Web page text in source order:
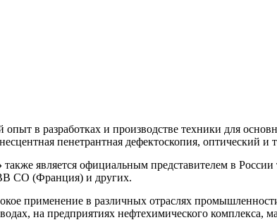
опыт в разработках и производстве техники для
пенетрантная дефектоскопия, оптический и
также является официальным представителем в
CO (Франция) и других.
применение в различных отраслях
на предприятиях нефтехимического